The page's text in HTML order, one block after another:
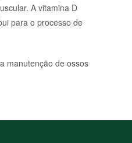
A vitamina D
para o processo de
manutenção de ossos